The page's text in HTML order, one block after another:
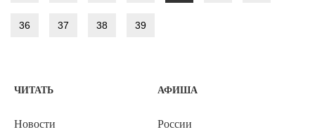
36 37 38 39
ЧИТАТЬ
Новости
АФИША
России